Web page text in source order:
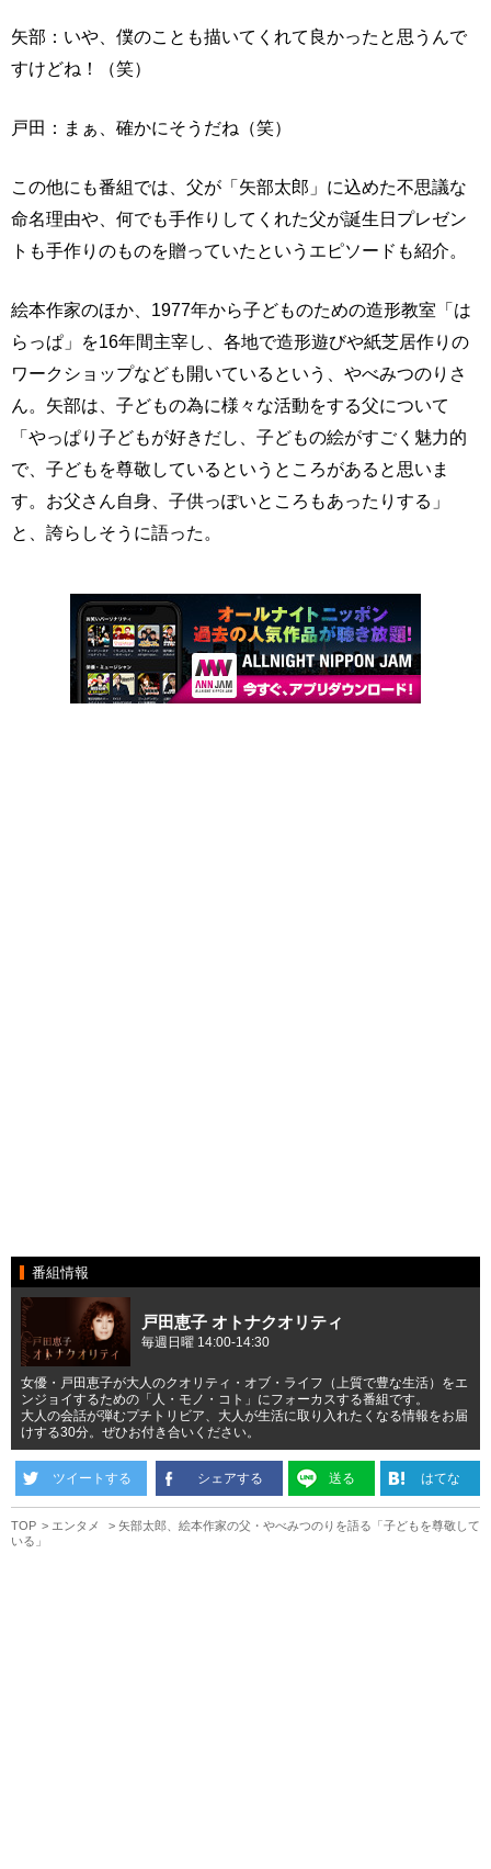
矢部：いや、僕のことも描いてくれて良かったと思うんで
すけどね！（笑）
戸田：まぁ、確かにそうだね（笑）
この他にも番組では、父が「矢部太郎」に込めた不思議な
命名理由や、何でも手作りしてくれた父が誕生日プレゼン
トも手作りのものを贈っていたというエピソードも紹介。
絵本作家のほか、1977年から子どものための造形教室「は
らっぱ」を16年間主宰し、各地で造形遊びや紙芝居作りの
ワークショップなども開いているという、やべみつのりさ
ん。矢部は、子どもの為に様々な活動をする父について
「やっぱり子どもが好きだし、子どもの絵がすごく魅力的
で、子どもを尊敬しているというところがあると思いま
す。お父さん自身、子供っぽいところもあったりする」
と、誇らしそうに語った。
番組情報
戸田恵子 オトナクオリティ
毎週日曜 14:00-14:30
女優・戸田恵子が大人のクオリティ・オブ・ライフ（上質で豊な生活）をエ
ンジョイするための「人・モノ・コト」にフォーカスする番組です。
大人の会話が弾むプチトリビア、大人が生活に取り入れたくなる情報をお届
けする30分。ぜひお付き合いください。
ツイートする シェアする 送る はてな
TOP エンタメ
矢部太郎、絵本作家の父・やべみつのりを語る「子どもを尊敬して
いる」